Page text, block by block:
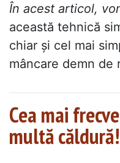
În acest articol,
această tehnică
chiar și cel mai
mâncare demn de
Cea mai
multă căldură!